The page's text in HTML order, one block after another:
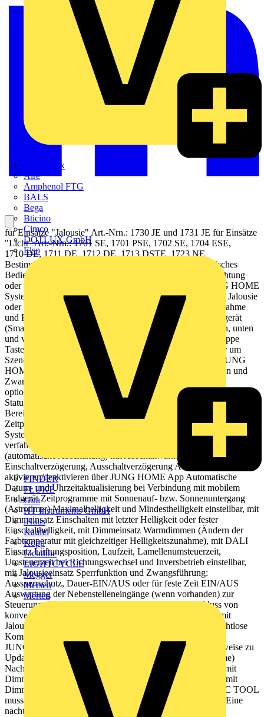
Adaptaflex
Alre
Amphenol FTG
BALS
Bega
Bticino
Cimco
DOTLUX GmbH
Elso
FINDER
FLUKE
Gira
HT Instruments GmbH
iHaus
Kaufel
Kopp
Lichtline
LIGHTCYCLE
Megger
Mersen
Merten
für Einsätze "Jalousie" Art.-Nrn.: 1730 JE und 1731 JE für Einsätze
"Licht" Art.-Nrn.: 1701 SE, 1701 PSE, 1702 SE, 1704 ESE,
1710 DE, 1711 DE, 1712 DE, 1713 DSTE, 1723 NE
Bestimmungsgemäßer Gebrauch Manuelles und automatisches
Bedienen von z. B. Jalousien, Rollladen, Markisen, Beleuchtung
oder Lüftern Drahtlose Verknüpfung mit Geräten des JUNG HOME
Systems Betrieb mit Systemeinsatz zum Schalten, Dimmen, Jalousie
oder Nebenstelle 3-Draht Produkteigenschaften Inbetriebnahme
und Bedienung über JUNG HOME App mit mobilem Endgerät
(Smartphone oder Tablet) über Bluetooth® Bedienung oben, unten
und vollflächig mit bis zu 2 verknüpften Funktionen pro Wippe
Tasten nutzen zur Steuerung von Bereichen (Gruppen) oder um
Szenen aufzurufen Tasten nutzen, um drahtlos verknüpfte JUNG
HOME Geräte zu bedienen Tasten nutzen, um Sperrfunktion und
Zwangsführung auszulösen Mehrfarbige Statusanzeige mit
optionalem Nachtmodus Rückmeldung des Lastzustands über
Status-LED Sperren der lokalen Bedienung Einbindung der Last in
Bereiche (Gruppen), Zentralfunktionen und Szenen Bis zu 16
Zeitprogramme steuern die Funktionen des jeweiligen
Systemeinsatzes (Einschalten, Ausschalten, Dimmen, Jalousie
verfahren, Temperatur verstellen) Treppenlichtfunktion
(automatische Abschaltung) mit Abschaltwarnung Nachlaufzeit,
Einschaltverzögerung, Ausschaltverzögerung Automatikfunktionen
aktivieren/deaktivieren über JUNG HOME App Automatische
Datum- und Uhrzeitaktualisierung bei Verbindung mit mobilem
Endgerät Zeitprogramme mit Sonnenauf- bzw. Sonnenuntergang
(Astrotimer) Maximalhelligkeit und Mindesthelligkeit einstellbar, mit
Dimmeinsatz Einschalten mit letzter Helligkeit oder fester
Einschalthelligkeit, mit Dimmeinsatz Warmdimmen (Ändern der
Farbtemperatur mit gleichzeitiger Helligkeitszunahme), mit DALI
Einsatz Lüftungsposition, Laufzeit, Lamellenumsteuerzeit,
Umsteuerzeit bei Richtungswechsel und Inversbetrieb einstellbar,
mit Jalousieeinsatz Sperrfunktion und Zwangsführung:
Aussperrschutz, Dauer-EIN/AUS oder für feste Zeit EIN/AUS
Auswertung der Nebenstelleneingänge (wenn vorhanden) zur
Steuerung des Systemeinsatzes Windalarm über Anschluss von
konventionellen Wettersensoren an Nebenstelleneingang, mit
Jalousieeinsatz Bluetooth® Mesh für voll verschlüsselte drahtlose
Kommunikation und Repeaterfunktion Updatefähig über
JUNG HOME App Zukünftig per Update verfügbar: (Hinweise zu
Updates und Terminen finden sie unter jung.group/junghome)
Nachtlichtfunktion mit Zeitraum für Helligkeitsabsenkung, mit
Dimmeinsatz Hotelfunktion (Orientierungslicht statt AUS), mit
Dimmeinsatz Ein Beschriftungsauftrag aus dem GRAPHIC TOOL
muss zusammen mit der Bestellung erfolgen: jung.group/gt Eine
nachträgliche Beschriftung der Tasten ist nicht möglich.